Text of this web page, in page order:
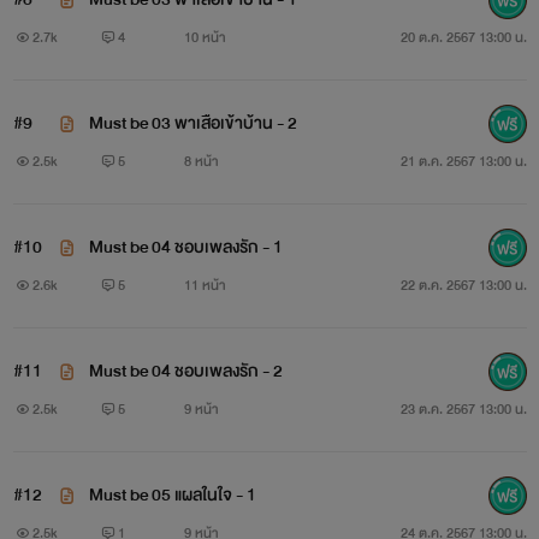
2.7k 4 10 หน้า 20 ต.ค. 2567 13:00 น.
#9 Must be 03 พาเสือเข้าบ้าน - 2
2.5k 5 8 หน้า 21 ต.ค. 2567 13:00 น.
#10 Must be 04 ชอบเพลงรัก - 1
2.6k 5 11 หน้า 22 ต.ค. 2567 13:00 น.
#11 Must be 04 ชอบเพลงรัก - 2
2.5k 5 9 หน้า 23 ต.ค. 2567 13:00 น.
#12 Must be 05 แผลในใจ - 1
2.5k 1 9 หน้า 24 ต.ค. 2567 13:00 น.